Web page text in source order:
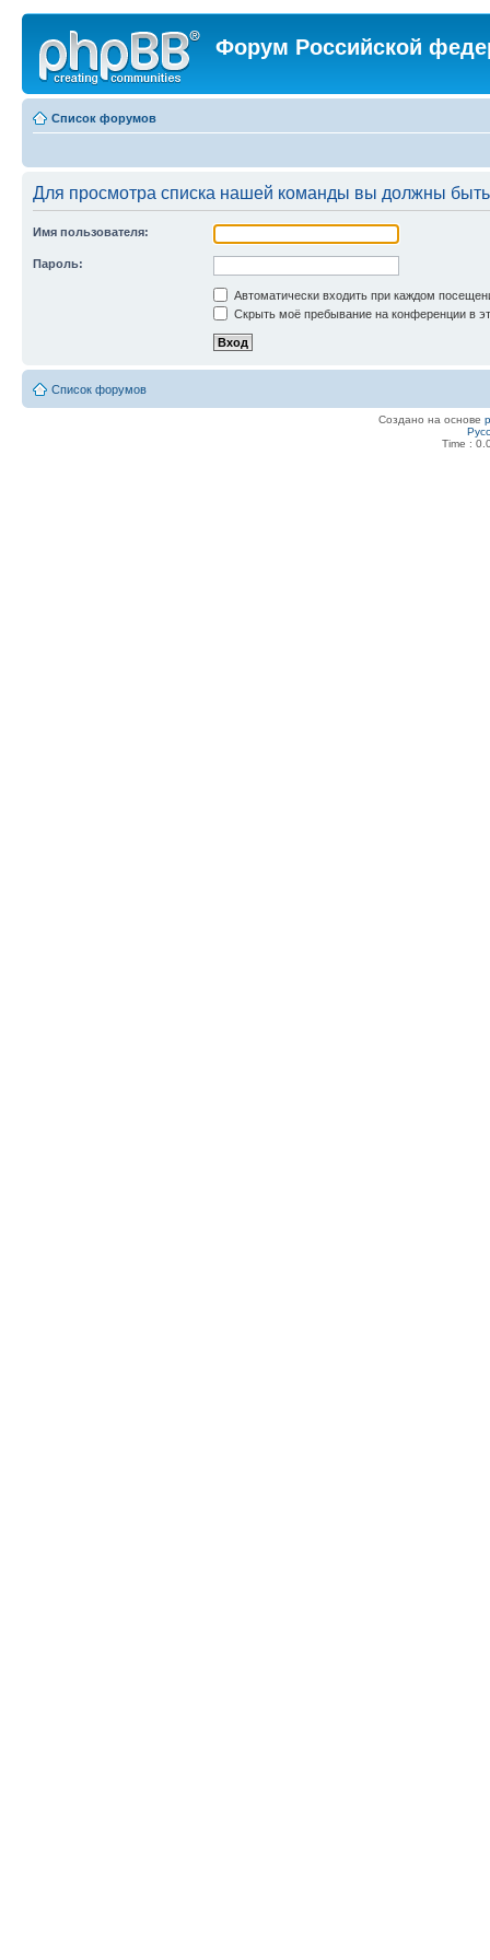
Форум Российской
Список форумов
Для просмотра списка нашей команды вы должны
Имя пользователя:
Пароль:
Автоматически входить при каждом
Скрыть моё пребывание на конференции в
Список форумов
Создано на основе
Time :